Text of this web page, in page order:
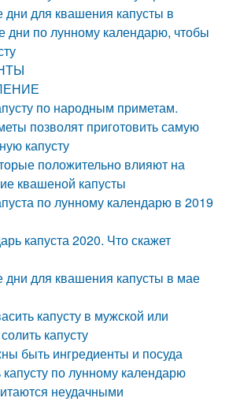
дни для квашения капусты в
дни по лунному календарю, чтобы
по народным приметам.
позволят приготовить самую
капусту
положительно влияют на
квашеной капусты
по лунному календарю в 2019
капуста 2020. Что скажет
дни для квашения капусты в мае
капусту в мужской или
капусту
быть ингредиенты и посуда
капусту по лунному календарю
неудачными